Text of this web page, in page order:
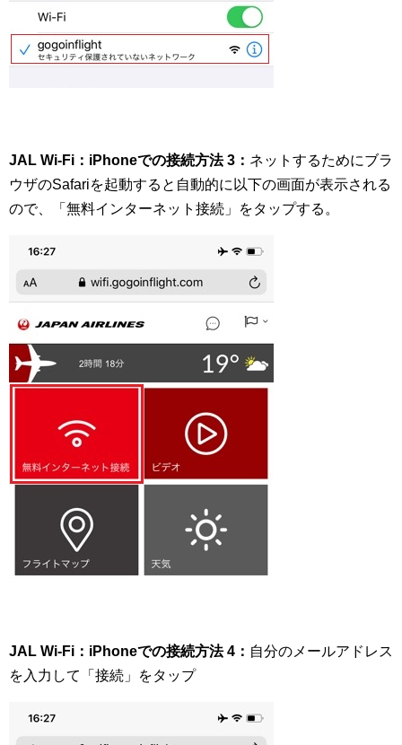
JAL Wi-Fi：iPhoneでの接続方法 3： ネットするためにブラ
ウザのSafariを起動すると自動的に以下の画面が表示される
ので、「無料インターネット接続」をタップする。
JAL Wi-Fi：iPhoneでの接続方法 4： 自分のメールアドレス
を入力して「接続」をタップ